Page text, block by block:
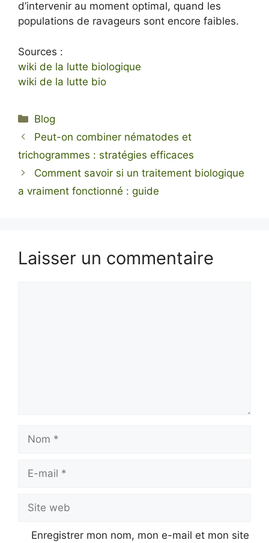
d’intervenir au moment optimal, quand les
populations de ravageurs sont encore faibles.
Sources :
wiki de la lutte biologique
wiki de la lutte bio
Catégories
Blog
Peut-on combiner nématodes et
trichogrammes : stratégies efficaces
Comment savoir si un traitement biologique
a vraiment fonctionné : guide
Laisser un commentaire
mail
web
Enregistrer mon nom, mon e-mail et mon site